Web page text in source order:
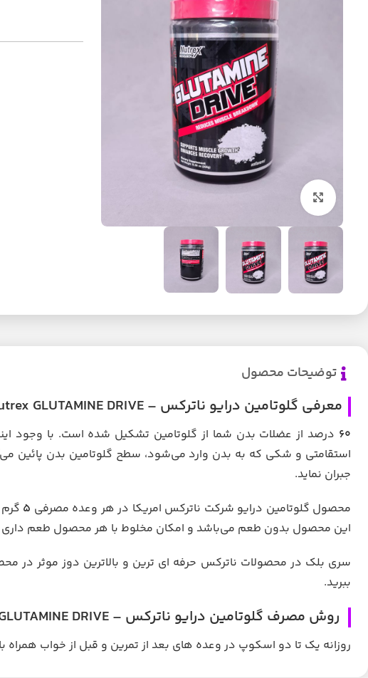
توضیحات محصول
معرفی گلوتامین درایو ناترکس – Nutrex GLUTAMINE DRIVE
60 درصد از عضلات بدن شما از گلوتامین تشکیل شده است. با وجود
استقامتی و شکی که به بدن وارد می‌شود، سطح گلوتامین بدن پائین
جبران نماید.
محصول گلوتامین درایو شرکت ناترکس امریکا در هر وعده مصرفی ۵
این محصول بدون طعم می‌باشد و امکان مخلوط با هر محصول طعم داری
سری بلک در محصولات ناترکس حرفه ای ترین و بالاترین دوز موثر در
ببرید.
روش مصرف گلوتامین درایو ناترکس – Nutrex GLUTAMINE DRIVE
روزانه یک تا دو اسکوپ در وعده های بعد از تمرین و قبل از خواب همراه